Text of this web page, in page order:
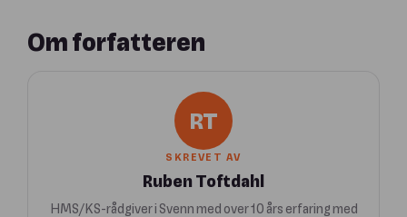
Om forfatteren
RT
SKREVET AV
Ruben Toftdahl
HMS/KS-rådgiver i Svenn med over 10 års erfaring med